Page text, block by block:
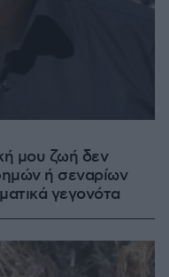
μου ζωή δεν
ή σεναρίων
γεγονότα